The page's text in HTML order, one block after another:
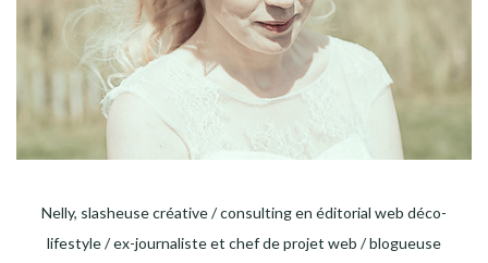
Nelly, slasheuse créative / consulting en éditorial web déco-
lifestyle / ex-journaliste et chef de projet web / blogueuse